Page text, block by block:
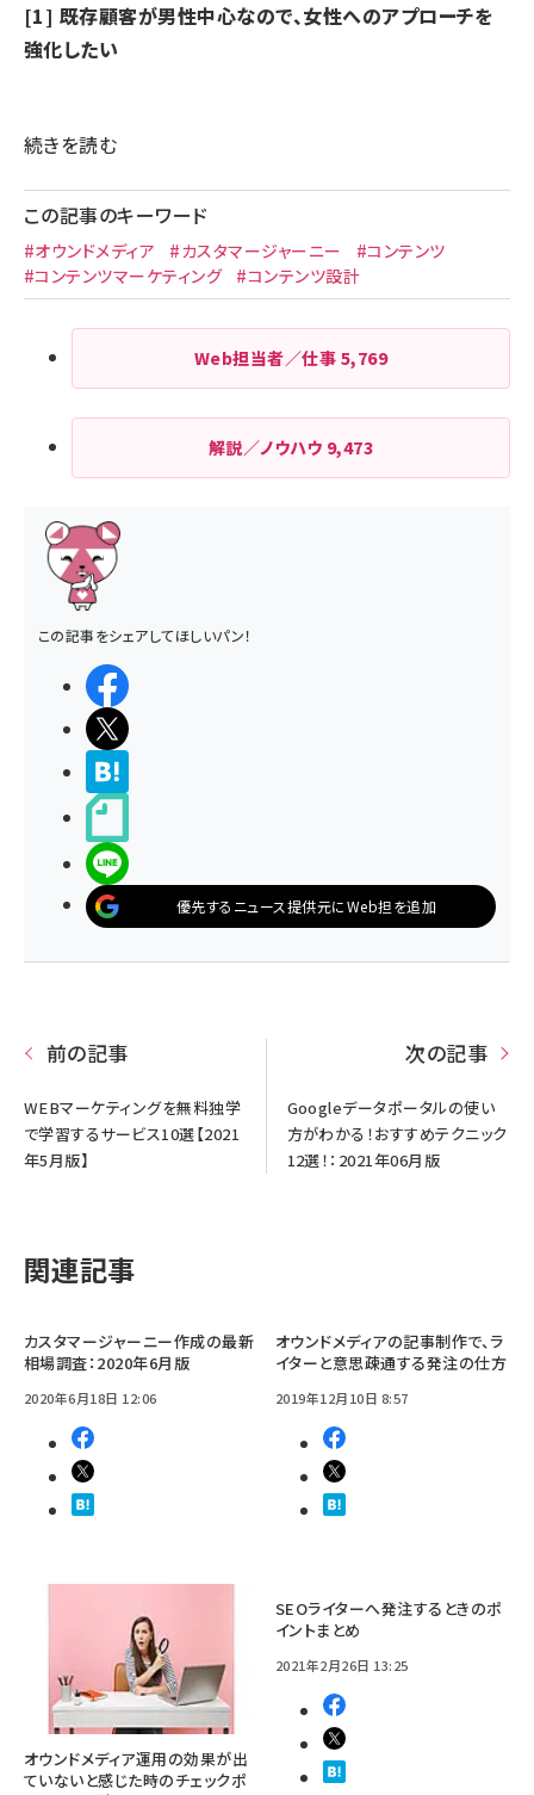
[1] 既存顧客が男性中心なので、女性へのアプローチを
強化したい
続きを読む
この記事のキーワード
#オウンドメディア #カスタマージャーニー
#コンテンツ
#コンテンツマーケティング
#コンテンツ設計
Web担当者／仕事 5,769
解説／ノウハウ 9,473
この記事をシェアしてほしいパン！
優先するニュース提供元にWeb担を追加
前の記事
WEBマーケティングを無料独学
で学習するサービス10選【2021
年5月版】
次の記事
Googleデータポータルの使い
方がわかる！おすすめテクニック
12選！：2021年06月版
関連記事
カスタマージャーニー作成の最新
相場調査：2020年6月版
2020年6月18日 12:06
オウンドメディアの記事制作で、ラ
イターと意思疎通する発注の仕方
2019年12月10日 8:57
オウンドメディア運用の効果が出
ていないと感じた時のチェックポ
SEOライターへ発注するときのポ
イントまとめ
2021年2月26日 13:25